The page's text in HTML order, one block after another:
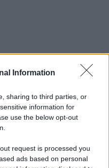
Information
sharing to third parties, or
information for
use the below opt-out
request is processed you
ads based on personal